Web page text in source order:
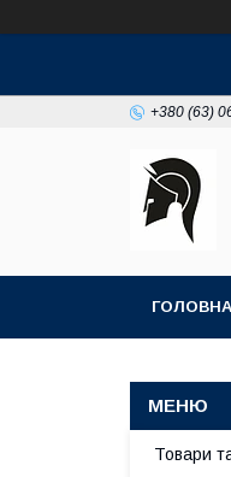
+380 (63)
ГОЛОВНА
Товари